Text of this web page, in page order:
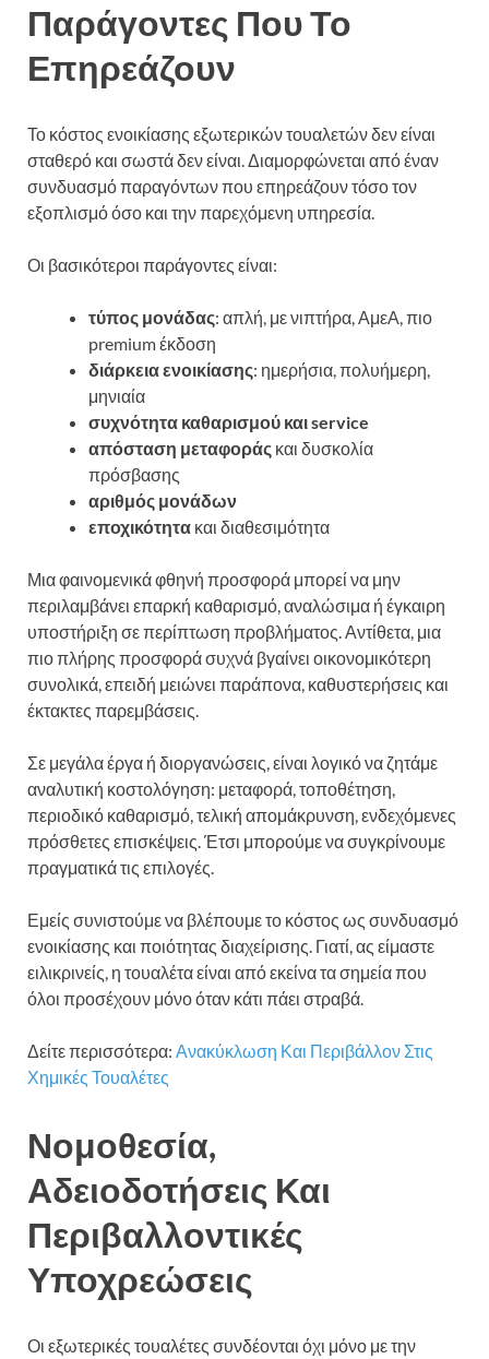
Παράγοντες Που Το
Επηρεάζουν
Το κόστος ενοικίασης εξωτερικών τουαλετών δεν είναι
σταθερό και σωστά δεν είναι. Διαμορφώνεται από έναν
συνδυασμό παραγόντων που επηρεάζουν τόσο τον
εξοπλισμό όσο και την παρεχόμενη υπηρεσία.
Οι βασικότεροι παράγοντες είναι:
τύπος μονάδας: απλή, με νιπτήρα, ΑμεΑ, πιο
premium έκδοση
διάρκεια ενοικίασης: ημερήσια, πολυήμερη,
μηνιαία
συχνότητα καθαρισμού και service
απόσταση μεταφοράς και δυσκολία
πρόσβασης
αριθμός μονάδων
εποχικότητα και διαθεσιμότητα
Μια φαινομενικά φθηνή προσφορά μπορεί να μην
περιλαμβάνει επαρκή καθαρισμό, αναλώσιμα ή έγκαιρη
υποστήριξη σε περίπτωση προβλήματος. Αντίθετα, μια
πιο πλήρης προσφορά συχνά βγαίνει οικονομικότερη
συνολικά, επειδή μειώνει παράπονα, καθυστερήσεις και
έκτακτες παρεμβάσεις.
Σε μεγάλα έργα ή διοργανώσεις, είναι λογικό να ζητάμε
αναλυτική κοστολόγηση: μεταφορά, τοποθέτηση,
περιοδικό καθαρισμό, τελική απομάκρυνση, ενδεχόμενες
πρόσθετες επισκέψεις. Έτσι μπορούμε να συγκρίνουμε
πραγματικά τις επιλογές.
Εμείς συνιστούμε να βλέπουμε το κόστος ως συνδυασμό
ενοικίασης και ποιότητας διαχείρισης. Γιατί, ας είμαστε
ειλικρινείς, η τουαλέτα είναι από εκείνα τα σημεία που
όλοι προσέχουν μόνο όταν κάτι πάει στραβά.
Δείτε περισσότερα: Ανακύκλωση Και Περιβάλλον Στις
Χημικές Τουαλέτες
Νομοθεσία,
Αδειοδοτήσεις Και
Περιβαλλοντικές
Υποχρεώσεις
Οι εξωτερικές τουαλέτες συνδέονται όχι μόνο με την